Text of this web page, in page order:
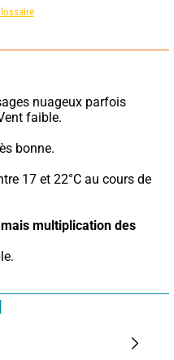
nuageux parfois
faible.
bonne.
17 et 22°C au cours de
multiplication des